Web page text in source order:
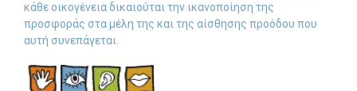
κάθε οικογένεια δικαιούται την ικανοποίηση της
προσφοράς στα μέλη της και της αίσθησης προόδου που
αυτή συνεπάγεται.